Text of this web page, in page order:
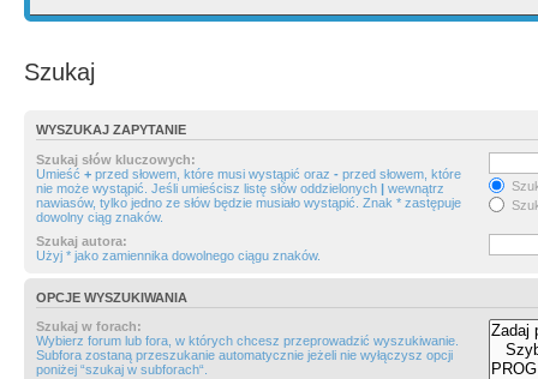
Szukaj
WYSZUKAJ ZAPYTANIE
Szukaj słów kluczowych:
Umieść + przed słowem, które musi wystąpić oraz - przed słowem, które
nie może wystąpić. Jeśli umieścisz listę słów oddzielonych | wewnątrz
nawiasów, tylko jedno ze słów będzie musiało wystąpić. Znak * zastępuje
dowolny ciąg znaków.
Szukaj autora:
Użyj * jako zamiennika dowolnego ciągu znaków.
OPCJE WYSZUKIWANIA
Szukaj w forach:
Wybierz forum lub fora, w których chcesz przeprowadzić wyszukiwanie.
Subfora zostaną przeszukanie automatycznie jeżeli nie wyłączysz opcji
poniżej “szukaj w subforach“.